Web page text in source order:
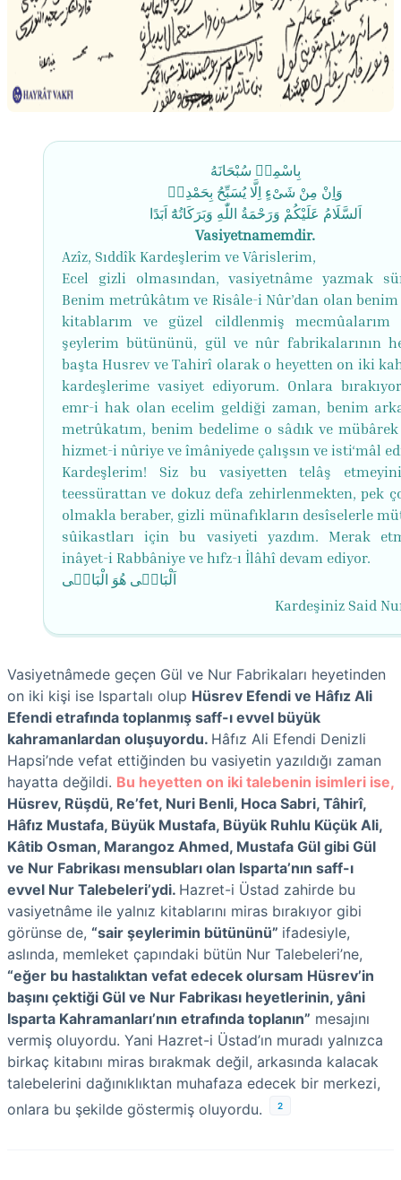
بِاسْمِهٖ سُبْحَانَهُ
وَاِنْ مِنْ شَیْءٍ اِلَّا یُسَبِّحُ بِحَمْدِهٖ
اَلسَّلَامُ عَلَیْكُمْ وَرَحْمَةُ اللّٰهِ وَبَرَكَاتُهُٓ اَبَدًا
Vasiyetnamemdir.
Azîz, Sıddîk Kardeşlerim ve Vârislerim,
Ecel gizli olmasından, vasiyetnâme yazmak
Benim metrûkâtım ve Risâle-i Nûr’dan olan
kitablarım ve güzel cildlenmiş mecmûalarım
şeylerim bütününü, gül ve nûr fabrikalarının
başta Husrev ve Tahirî olarak o heyetten on iki
kardeşlerime vasiyet ediyorum. Onlara
emr-i hak olan ecelim geldiği zaman, benim
metrûkatım, benim bedelime o sâdık ve
hizmet-i nûriye ve îmâniyede çalışsın ve isti‘mâl
Kardeşlerim! Siz bu vasiyetten telâş
teessürattan ve dokuz defa zehirlenmekten, pek
olmakla beraber, gizli münafıkların desîselerle
sûikastları için bu vasiyeti yazdım. Merak
inâyet-i Rabbâniye ve hıfz-ı İlâhî devam ediyor.
اَلْبَاقٖی هُوَ الْبَاقٖی
Kardeşiniz Said
Vasiyetnâmede geçen Gül ve Nur Fabrikaları heyetinden
on iki kişi ise Ispartalı olup Hüsrev Efendi ve Hâfız Ali
Efendi etrafında toplanmış saff-ı evvel büyük
kahramanlardan oluşuyordu. Hâfız Ali Efendi Denizli
Hapsi’nde vefat ettiğinden bu vasiyetin yazıldığı zaman
hayatta değildi. Bu heyetten on iki talebenin isimleri ise,
Hüsrev, Rüşdü, Re’fet, Nuri Benli, Hoca Sabri, Tâhirî,
Hâfız Mustafa, Büyük Mustafa, Büyük Ruhlu Küçük Ali,
Kâtib Osman, Marangoz Ahmed, Mustafa Gül gibi Gül
ve Nur Fabrikası mensubları olan Isparta’nın saff-ı
evvel Nur Talebeleri’ydi. Hazret-i Üstad zahirde bu
vasiyetnâme ile yalnız kitablarını miras bırakıyor gibi
görünse de, “sair şeylerimin bütününü” ifadesiyle,
aslında, memleket çapındaki bütün Nur Talebeleri’ne,
“eğer bu hastalıktan vefat edecek olursam Hüsrev’in
başını çektiği Gül ve Nur Fabrikası heyetlerinin, yâni
Isparta Kahramanları’nın etrafında toplanın” mesajını
vermiş oluyordu. Yani Hazret-i Üstad’ın muradı yalnızca
birkaç kitabını miras bırakmak değil, arkasında kalacak
talebelerini dağınıklıktan muhafaza edecek bir merkezi,
onlara bu şekilde göstermiş oluyordu.
2